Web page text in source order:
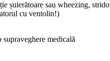
șuierătoare sau wheezing,
cu ventolin!)
supraveghere medicală